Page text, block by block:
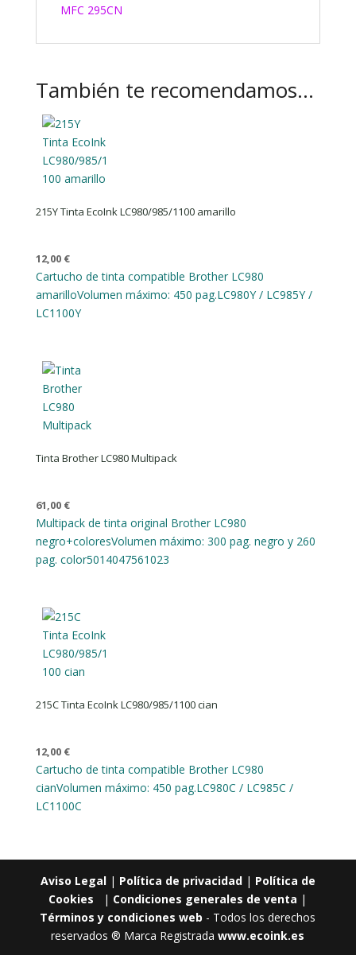
MFC 295CN
También te recomendamos…
215Y Tinta EcoInk LC980/985/1100 amarillo
12,00 €
Cartucho de tinta compatible Brother LC980
amarilloVolumen máximo: 450 pag.LC980Y / LC985Y /
LC1100Y
Tinta Brother LC980 Multipack
61,00 €
Multipack de tinta original Brother LC980
negro+coloresVolumen máximo: 300 pag. negro y 260
pag. color5014047561023
215C Tinta EcoInk LC980/985/1100 cian
12,00 €
Cartucho de tinta compatible Brother LC980
cianVolumen máximo: 450 pag.LC980C / LC985C /
LC1100C
Aviso Legal| Política de privacidad| Política de
Cookies | Condiciones generales de venta |
Términos y condiciones web - Todos los derechos
reservados ® Marca Registradawww.ecoink.es